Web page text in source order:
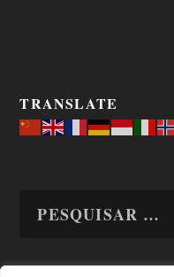
TRANSLATE